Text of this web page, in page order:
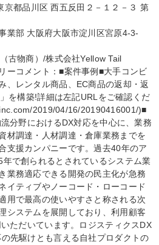
都品川区 西五反田２－１２－３ 第
業部 大阪府大阪市淀川区宮原4-3-
古物商）/株式会社Yellow Tail
ーコメント：■案件事例■大手コンビ
、レンタル商品、EC商品の返却・返
を構築!詳細は左記URLをご確認くだ
2019/04/16/20190416001/)■
分野におけるDX対応を中心に、業務
材調達・人材調達・倉庫業務までを
支援カンパニーです。過去40年のア
で創られるとされているシステム業
業務適応できる開発の民主化が急務
イティブやノーコード・ローコード
用で最高の使いやすさと称される次
システムを展開しており、利用顧客
ただいています。ロジスティクスDX
先駆けとも言える自社プロダクトの